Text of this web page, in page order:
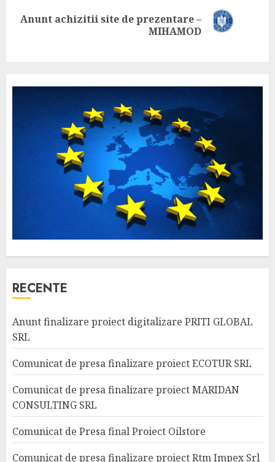
Anunt achizitii site de prezentare –
MIHAMOD
RECENTE
Anunt finalizare proiect digitalizare PRITI GLOBAL
SRL
Comunicat de presa finalizare proiect ECOTUR SRL
Comunicat de presa finalizare proiect MARIDAN
CONSULTING SRL
Comunicat de Presa final Proiect Oilstore
Comunicat de presa finalizare proiect Rtm Impex Srl